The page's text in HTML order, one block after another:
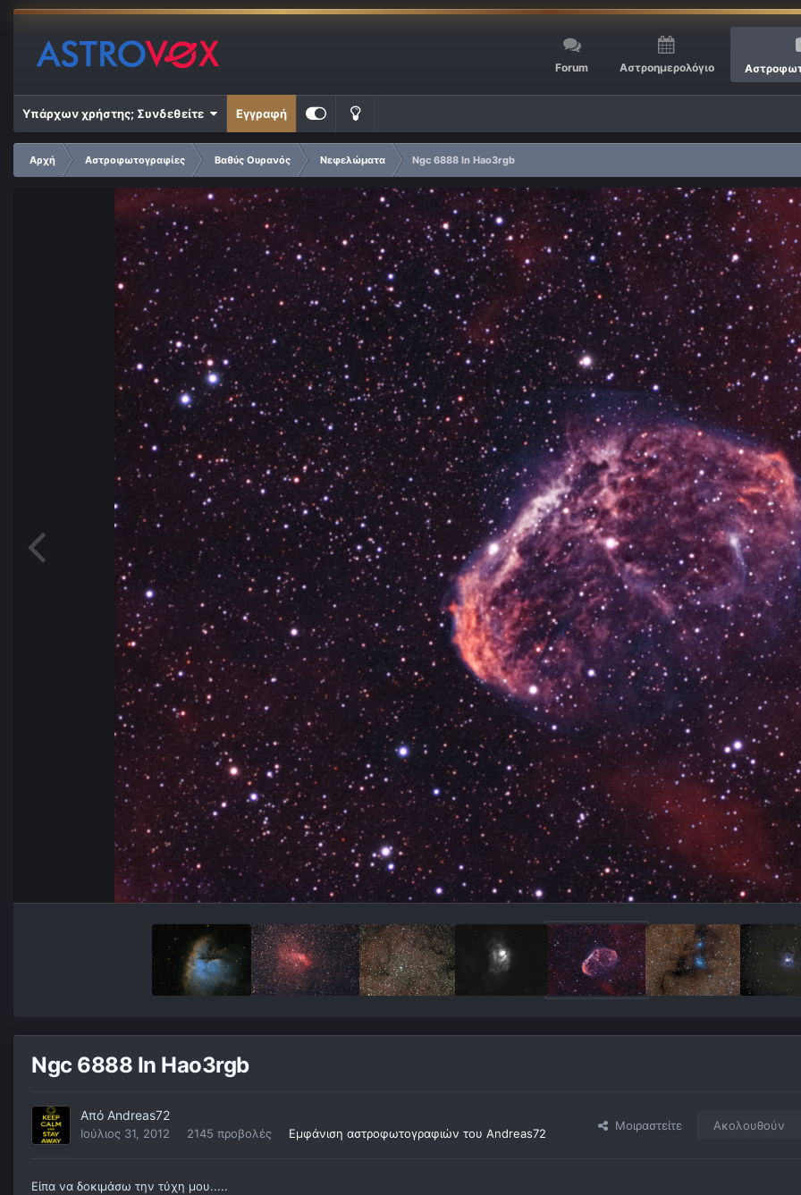
Forum Αστροημερολόγιο
Υπάρχων χρήστης; Συνδεθείτε Εγγραφή
Αρχή Αστροφωτογραφίες Βαθύς Ουρανός Νεφελώματα Ngc 6888 In Hao3rgb
Ngc 6888 In Hao3rgb
Από Andreas72
Ιούλιος 31, 2012 2145 προβολές Εμφάνιση αστροφωτογραφιών του Andreas72
Μοιραστείτε Ακολουθούν
Είπα να δοκιμάσω την τύχη μου.....